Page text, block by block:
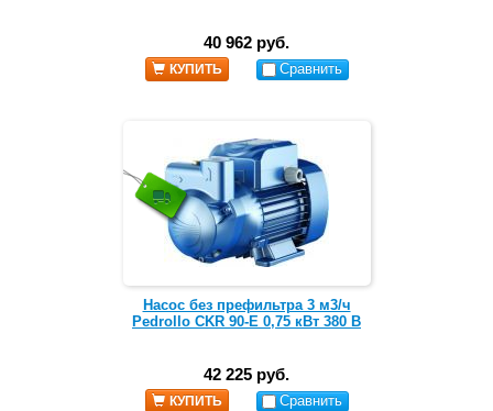
40 962 руб.
КУПИТЬ Сравнить
Насос без префильтра 3 м3/ч
Pedrollo CKR 90-E 0,75 кВт 380 В
42 225 руб.
КУПИТЬ Сравнить